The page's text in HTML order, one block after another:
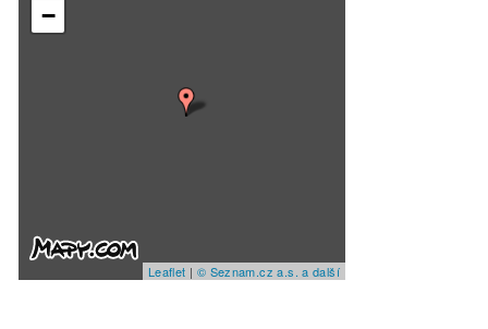
−
Leaflet | © Seznam.cz a.s. a další